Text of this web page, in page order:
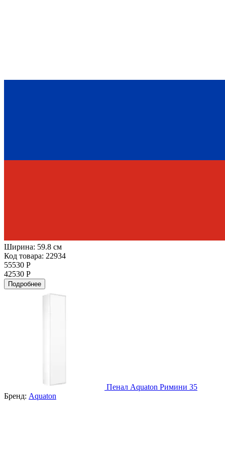
Ширина: 59.8 см
Код товара: 22934
55530 Р
42530 Р
Подробнее
Пенал Aquaton Римини 35
Бренд: Aquaton